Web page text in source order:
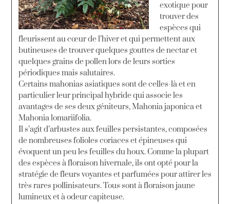
exotique pour
trouver des
espèces qui
fleurissent au cœur de l’hiver et qui permettent aux
butineuses de trouver quelques gouttes de nectar et
quelques grains de pollen lors de leurs sorties
périodiques mais salutaires.
Certains mahonias asiatiques sont de celles-là et en
particulier leur principal hybride qui associe les
avantages de ses deux géniteurs, Mahonia japonica et
Mahonia lomariifolia.
Il s’agit d’arbustes aux feuilles persistantes, composées
de nombreuses folioles coriaces et épineuses qui
évoquent un peu les feuilles du houx. Comme la plupart
des espèces à floraison hivernale, ils ont opté pour la
stratégie de fleurs voyantes et parfumées pour attirer les
très rares pollinisateurs. Tous sont à floraison jaune
lumineux et à odeur capiteuse.